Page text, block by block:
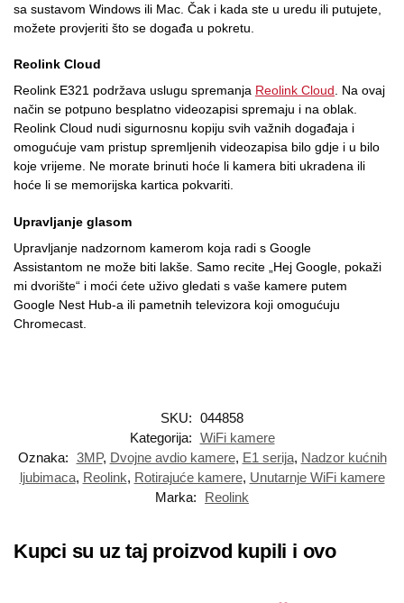
sa sustavom Windows ili Mac. Čak i kada ste u uredu ili putujete,
možete provjeriti što se događa u pokretu.
Reolink Cloud
Reolink E321 podržava uslugu spremanja Reolink Cloud . Na ovaj
način se potpuno besplatno videozapisi spremaju i na oblak.
Reolink Cloud nudi sigurnosnu kopiju svih važnih događaja i
omogućuje vam pristup spremljenih videozapisa bilo gdje i u bilo
koje vrijeme. Ne morate brinuti hoće li kamera biti ukradena ili
hoće li se memorijska kartica pokvariti.
Upravljanje glasom
Upravljanje nadzornom kamerom koja radi s Google
Assistantom ne može biti lakše. Samo recite „Hej Google, pokaži
mi dvorište“ i moći ćete uživo gledati s vaše kamere putem
Google Nest Hub-a ili pametnih televizora koji omogućuju
Chromecast.
SKU: 044858
Kategorija: WiFi kamere
Oznaka: 3MP, Dvojne avdio kamere, E1 serija, Nadzor kućnih
ljubimaca, Reolink, Rotirajuće kamere, Unutarnje WiFi kamere
Marka:
Reolink
Kupci su uz taj proizvod kupili i ovo